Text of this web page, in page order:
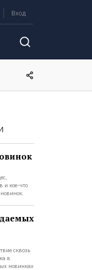
Вход
и кое-что
сквозь
в
новинках